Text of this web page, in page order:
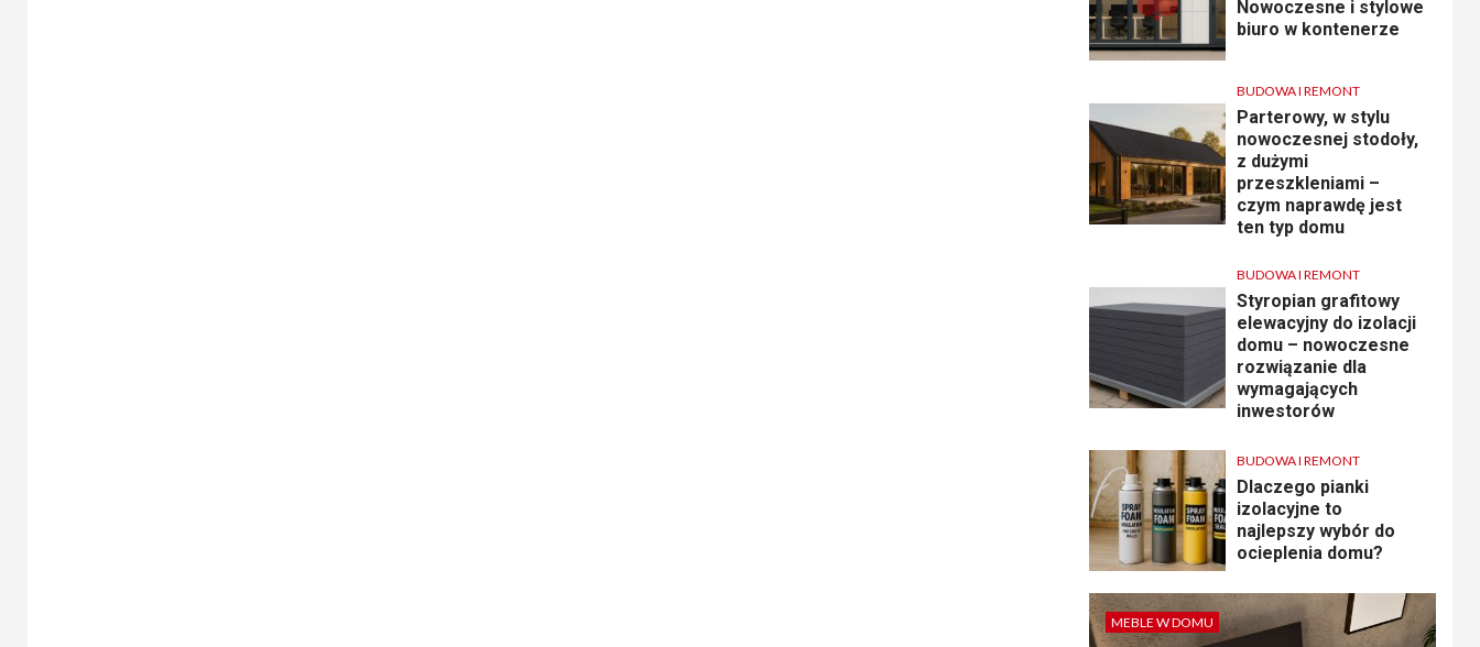
Nowoczesne i stylowe
biuro w kontenerze
BUDOWA I REMONT
Parterowy, w stylu
nowoczesnej stodoły,
z dużymi
przeszkleniami –
czym naprawdę jest
ten typ domu
BUDOWA I REMONT
Styropian grafitowy
elewacyjny do izolacji
domu – nowoczesne
rozwiązanie dla
wymagających
inwestorów
BUDOWA I REMONT
Dlaczego pianki
izolacyjne to
najlepszy wybór do
ocieplenia domu?
MEBLE W DOMU